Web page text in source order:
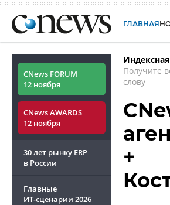
ГЛАВНАЯ
CNews FORUM
12 ноября
CNews AWARDS
12 ноября
30 лет рынку ERP
в России
Главные
ИТ-сценарии 2026
Получите
слову
+